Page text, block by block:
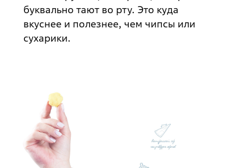
буквально тают во рту. Это куда
вкуснее и полезнее, чем чипсы или
сухарики.